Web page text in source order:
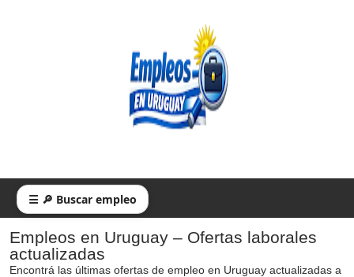
☰ 🔎 Buscar empleo
Empleos en Uruguay – Ofertas laborales
actualizadas
Encontrá las últimas ofertas de empleo en Uruguay actualizadas a